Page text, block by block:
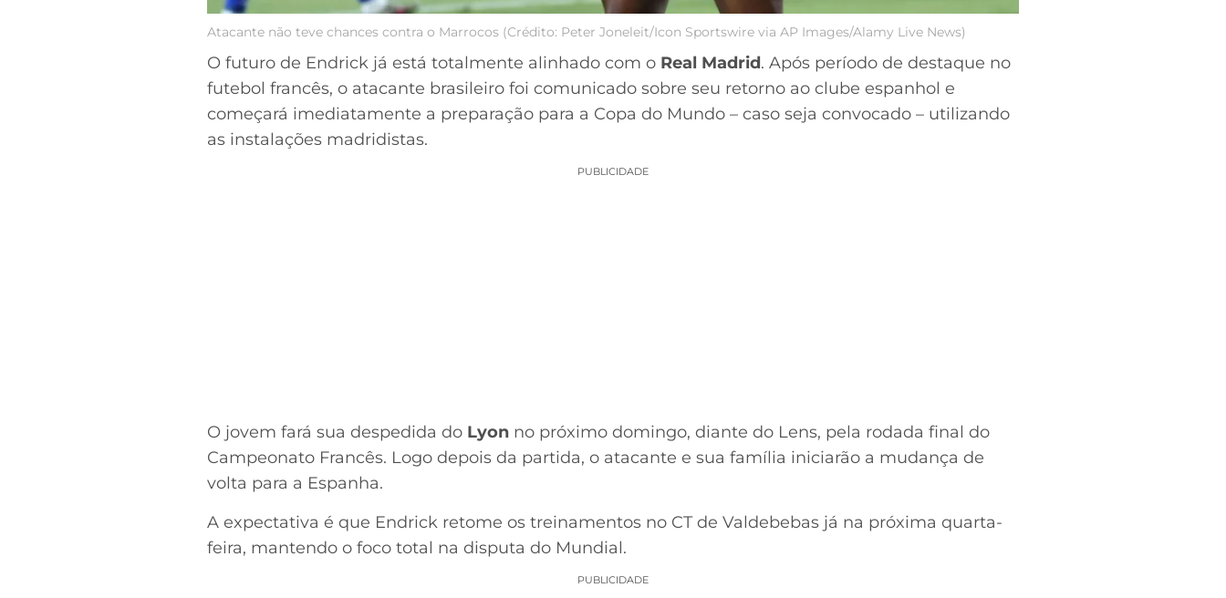
Atacante não teve chances contra o Marrocos (Crédito: Peter Joneleit/Icon Sportswire via AP Images/Alamy Live News)
O futuro de Endrick já está totalmente alinhado com o Real Madrid. Após período de destaque no
futebol francês, o atacante brasileiro foi comunicado sobre seu retorno ao clube espanhol e
começará imediatamente a preparação para a Copa do Mundo – caso seja convocado – utilizando
as instalações madridistas.
PUBLICIDADE
O jovem fará sua despedida do Lyon no próximo domingo, diante do Lens, pela rodada final do
Campeonato Francês. Logo depois da partida, o atacante e sua família iniciarão a mudança de
volta para a Espanha.
A expectativa é que Endrick retome os treinamentos no CT de Valdebebas já na próxima quarta-
feira, mantendo o foco total na disputa do Mundial.
PUBLICIDADE